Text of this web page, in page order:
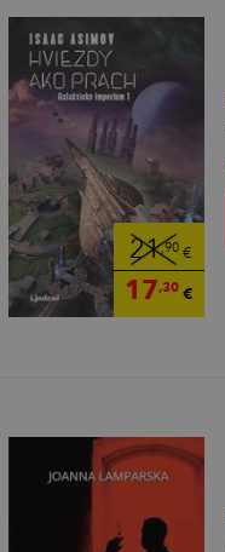
21,90€
17,30€